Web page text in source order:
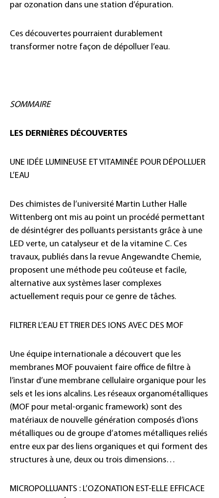
par ozonation dans une station d’épuration.
Ces découvertes pourraient durablement
transformer notre façon de dépolluer l’eau.
SOMMAIRE
LES DERNIÈRES DÉCOUVERTES
UNE IDÉE LUMINEUSE ET VITAMINÉE POUR DÉPOLLUER
L’EAU
Des chimistes de l’université Martin Luther Halle
Wittenberg ont mis au point un procédé permettant
de désintégrer des polluants persistants grâce à une
LED verte, un catalyseur et de la vitamine C. Ces
travaux, publiés dans la revue Angewandte Chemie,
proposent une méthode peu coûteuse et facile,
alternative aux systèmes laser complexes
actuellement requis pour ce genre de tâches.
FILTRER L’EAU ET TRIER DES IONS AVEC DES MOF
Une équipe internationale a découvert que les
membranes MOF pouvaient faire office de filtre à
l’instar d’une membrane cellulaire organique pour les
sels et les ions alcalins. Les réseaux organométalliques
(MOF pour metal-organic framework) sont des
matériaux de nouvelle génération composés d’ions
métalliques ou de groupe d’atomes métalliques reliés
entre eux par des liens organiques et qui forment des
structures à une, deux ou trois dimensions…
MICROPOLLUANTS : L’OZONATION EST-ELLE EFFICACE